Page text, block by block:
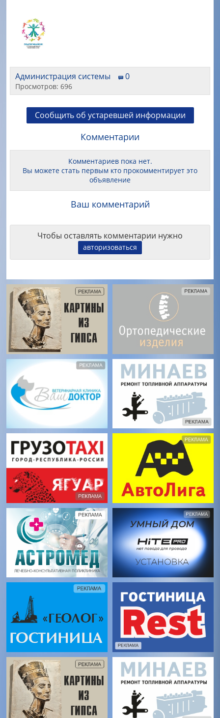
Администрация системы 0
Просмотров: 696
Сообщить об устаревшей информации
Комментарии
Комментариев пока нет.
Вы можете стать первым кто прокомментирует это
объявление
Ваш комментарий
Чтобы оставлять комментарии нужно
авторизоваться